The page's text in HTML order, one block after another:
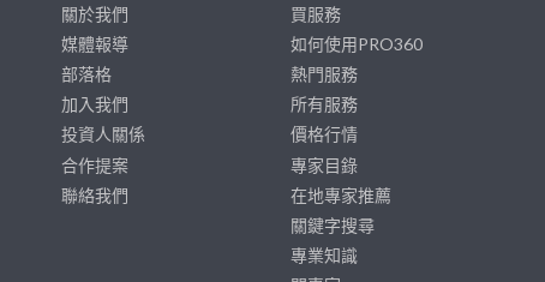
關於我們
媒體報導
部落格
加入我們
投資人關係
合作提案
聯絡我們
買服務
如何使用PRO360
熱門服務
所有服務
價格行情
專家目錄
在地專家推薦
關鍵字搜尋
專業知識